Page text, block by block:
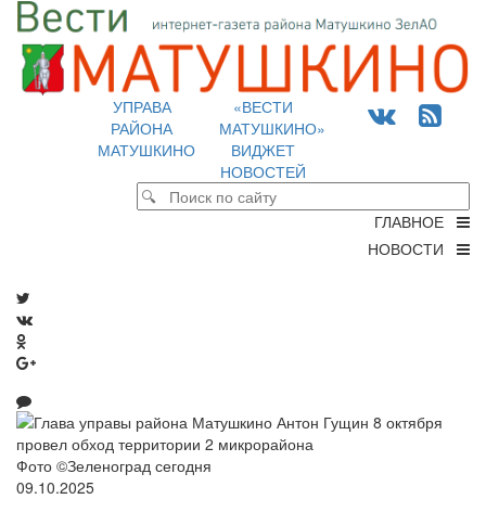
УПРАВА
РАЙОНА
МАТУШКИНО
«ВЕСТИ
МАТУШКИНО»
ВИДЖЕТ
НОВОСТЕЙ
ГЛАВНОЕ
НОВОСТИ
Фото ©Зеленоград сегодня
09.10.2025